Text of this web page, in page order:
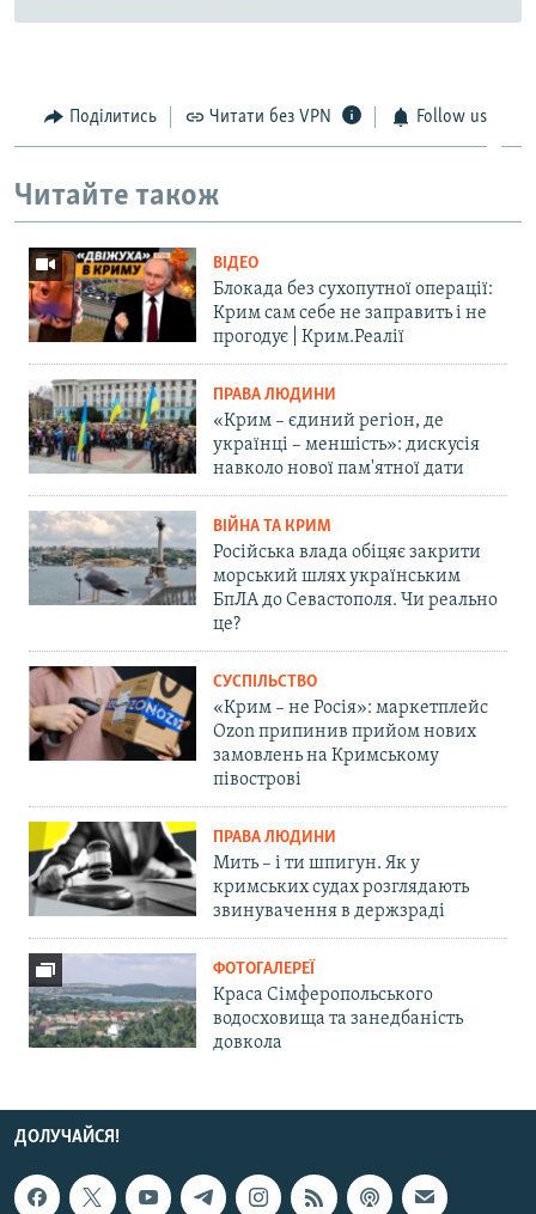
Поділитись Читати без VPN Follow us
Читайте також
ВІДЕО
Блокада без сухопутної операції:
Крим сам себе не заправить і не
прогодує | Крим.Реалії
ПРАВА ЛЮДИНИ
«Крим – єдиний регіон, де
українці – меншість»: дискусія
навколо нової пам'ятної дати
ВІЙНА ТА КРИМ
Російська влада обіцяє закрити
морський шлях українським
БпЛА до Севастополя. Чи реально
це?
СУСПІЛЬСТВО
«Крим – не Росія»: маркетплейс
Ozon припинив прийом нових
замовлень на Кримському
півострові
ПРАВА ЛЮДИНИ
Мить – і ти шпигун. Як у
кримських судах розглядають
звинувачення в держзраді
ФОТОГАЛЕРЕЇ
Краса Сімферопольського
водосховища та занедбаність
довкола
ДОЛУЧАЙСЯ!